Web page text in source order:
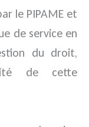
le PIPAME et
de service en
du droit,
de cette